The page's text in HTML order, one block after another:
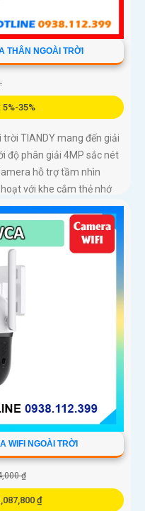
THÂN NGOÀI TRỜI
5%-35%
TIANDY mang đến giải
độ phân giải 4MP sắc nét
hỗ trợ tầm nhìn
với khe cắm thẻ nhớ
công nghệ POE
WIFI NGOÀI TRỜI
₫
₫